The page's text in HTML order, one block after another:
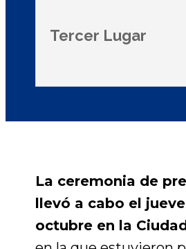
Tercer Lugar
La ceremonia de
llevó a cabo el
octubre en la